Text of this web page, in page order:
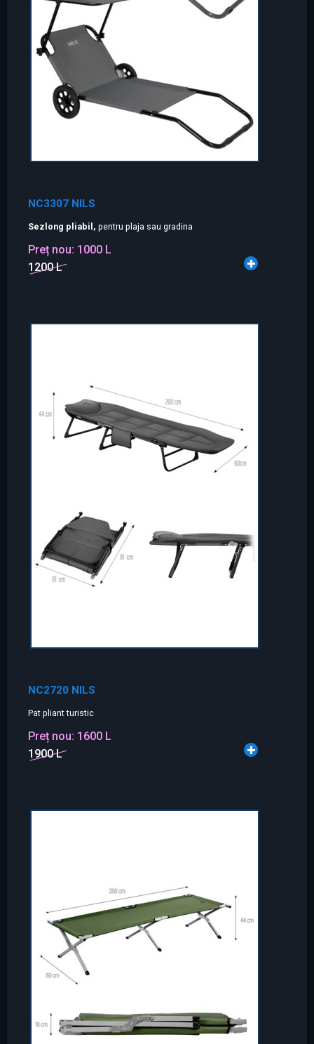
NC3307 NILS
Sezlong pliabil, pentru plaja sau gradina
Preț nou: 1000 L
1200 L
NC2720 NILS
Pat pliant turistic
Preț nou: 1600 L
1900 L